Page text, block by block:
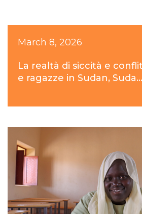
March 8, 2026
La realtà di siccità e
e ragazze in Sudan, Suda...